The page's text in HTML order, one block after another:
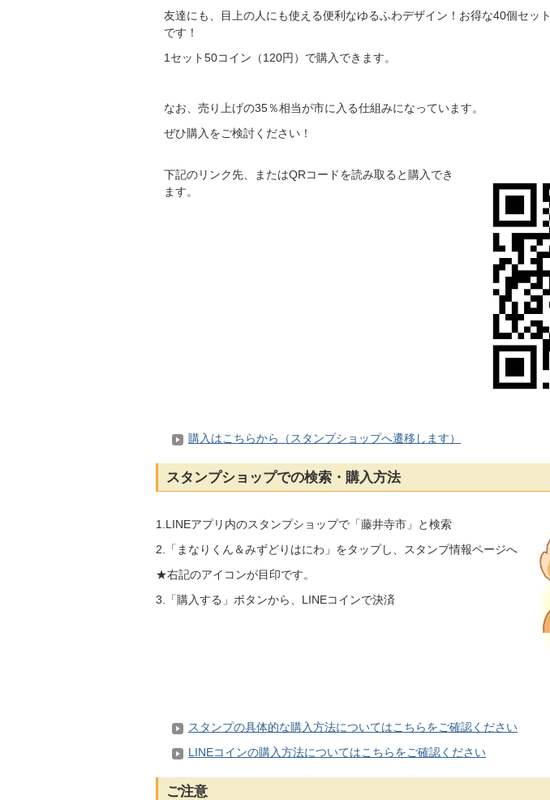
友達にも、目上の人にも使える便利なゆるふわデザイン！お得な40個セット
です！
1セット50コイン（120円）で購入できます。
なお、売り上げの35％相当が市に入る仕組みになっています。
ぜひ購入をご検討ください！
下記のリンク先、またはQRコードを読み取ると購入でき
ます。
購入はこちらから（スタンプショップへ遷移します）
スタンプショップでの検索・購入方法
1.LINEアプリ内のスタンプショップで「藤井寺市」と検索
2.「まなりくん＆みずどりはにわ」をタップし、スタンプ情報ページへ
★右記のアイコンが目印です。
3.「購入する」ボタンから、LINEコインで決済
スタンプの具体的な購入方法についてはこちらをご確認ください
LINEコインの購入方法についてはこちらをご確認ください
ご注意